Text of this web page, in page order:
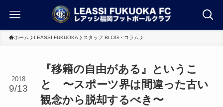
ホーム LEASSI FUKUOKA スタッフ BLOG・コラム
『移籍の自由がある』というこ
と 〜スポーツ界は間違った古い
観念から脱却するべき〜
2018
9/13